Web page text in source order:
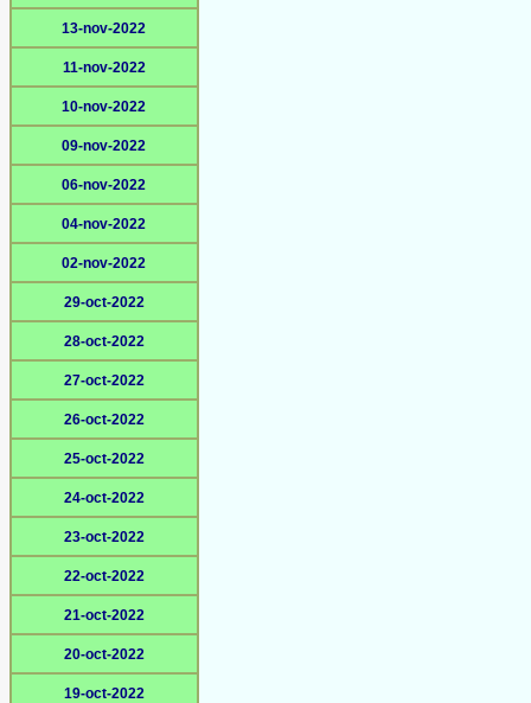
13-nov-2022
11-nov-2022
10-nov-2022
09-nov-2022
06-nov-2022
04-nov-2022
02-nov-2022
29-oct-2022
28-oct-2022
27-oct-2022
26-oct-2022
25-oct-2022
24-oct-2022
23-oct-2022
22-oct-2022
21-oct-2022
20-oct-2022
19-oct-2022